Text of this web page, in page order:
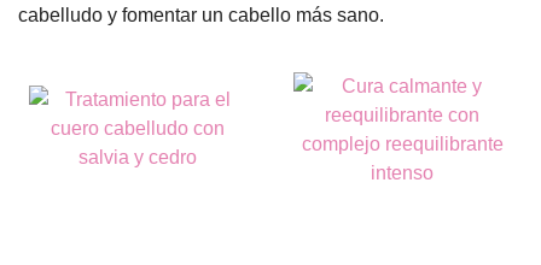
cabelludo y fomentar un cabello más sano.